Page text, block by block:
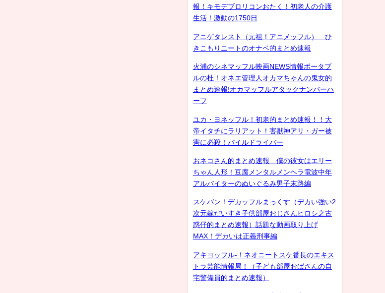
報！キモデブロリコンおたく！初老人の介護
生活！激動の1750日
アニゲタレスト（元祖！アニメッフル） ひ
きこもりニートのオナベ的まとめ速報
火浦のシネマッフル映画NEWS情報ポータブ
ルの杜！オネエ管理人オカマちゃんの鬼女的
まとめ速報!オカマッフルアタックナンバーハ
ーフ
ユカ・ヨネッフル！初老的まとめ速報！！大
帝イタチにラリアット！害獣神アリ・ガー被
害に必殺！パイルドライバー
おネコさん的まとめ速報 僕の彼女はエリー
ちゃん人形！豆腐メンタルメンヘラ電波中年
アルバイターのぬいぐるみ男子末路編
スケバン！デカッフルまっくす（デカい強い2
次元嫁だいすき子供部屋おじさんヒロシ之古
惑仔的まとめ速報）話題な動画取り上げ
MAX！デカいは正義刑事編
アキヨッフル-！ネオニートスケ番長のエキス
トラ芸能情報局！（子ども部屋おばさんの自
宅警備員的まとめ速報）